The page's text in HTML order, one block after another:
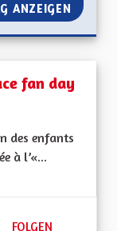
ANZEIGEN
fan day
des enfants
à l’«...
50 FOLLOWER
FOLGEN